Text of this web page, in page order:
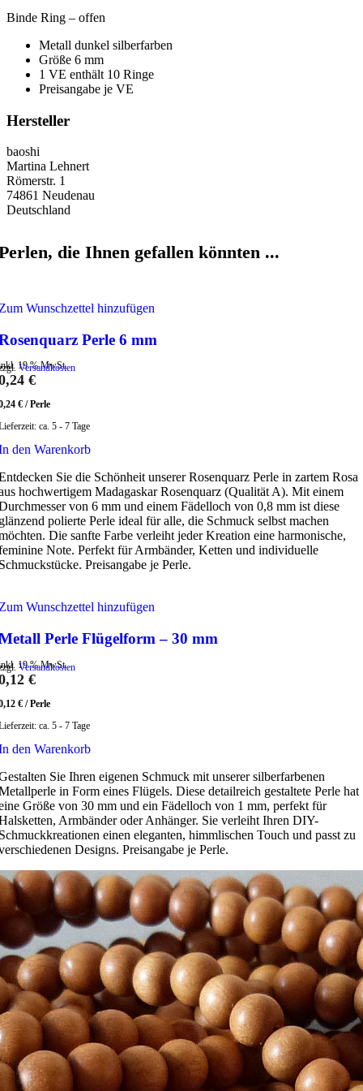
Binde Ring – offen
Metall dunkel silberfarben
Größe 6 mm
1 VE enthält 10 Ringe
Preisangabe je VE
Hersteller
baoshi
Martina Lehnert
Römerstr. 1
74861 Neudenau
Deutschland
die Ihnen gefallen könnten ...
Wunschzettel hinzufügen
Perle 6 mm
19 % MwSt.
Versandkosten
€
€ /Perle
ca. 5 - 7 Tage
den Warenkorb
Sie die Schönheit unserer Rosenquarz Perle in zartem Rosa
hochwertigem Madagaskar Rosenquarz (Qualität A). Mit einem
von 6 mm und einem Fädelloch von 0,8 mm ist diese
polierte Perle ideal für alle, die Schmuck selbst machen
Die sanfte Farbe verleiht jeder Kreation eine harmonische,
Note. Perfekt für Armbänder, Ketten und individuelle
Preisangabe je Perle.
Wunschzettel hinzufügen
Perle Flügelform – 30 mm
19 % MwSt.
Versandkosten
€
€ /Perle
ca. 5 - 7 Tage
den Warenkorb
Sie Ihren eigenen Schmuck mit unserer silberfarbenen
in Form eines Flügels. Diese detailreich gestaltete Perle hat
Größe von 30 mm und ein Fädelloch von 1 mm, perfekt für
Armbänder oder Anhänger. Sie verleiht Ihren DIY-
einen eleganten, himmlischen Touch und passt zu
Designs. Preisangabe je Perle.